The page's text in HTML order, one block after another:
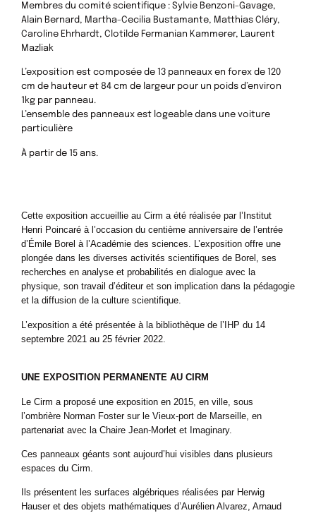
Membres du comité scientifique : Sylvie Benzoni-Gavage,
Alain Bernard, Martha-Cecilia Bustamante, Matthias Cléry,
Caroline Ehrhardt, Clotilde Fermanian Kammerer, Laurent
Mazliak
L’exposition est composée de 13 panneaux en forex de 120
cm de hauteur et 84 cm de largeur pour un poids d’environ
1kg par panneau.
L’ensemble des panneaux est logeable dans une voiture
particulière
À partir de 15 ans.
Cette exposition accueillie au Cirm a été réalisée par l’Institut
Henri Poincaré à l’occasion du centième anniversaire de l’entrée
d’Émile Borel à l’Académie des sciences. L’exposition offre une
plongée dans les diverses activités scientifiques de Borel, ses
recherches en analyse et probabilités en dialogue avec la
physique, son travail d’éditeur et son implication dans la pédagogie
et la diffusion de la culture scientifique.
L’exposition a été présentée à la bibliothèque de l’IHP du 14
septembre 2021 au 25 février 2022.
UNE EXPOSITION PERMANENTE AU CIRM
Le Cirm a proposé une exposition en 2015, en ville, sous
l’ombrière Norman Foster sur le Vieux-port de Marseille, en
partenariat avec la Chaire Jean-Morlet et Imaginary.
Ces panneaux géants sont aujourd’hui visibles dans plusieurs
espaces du Cirm.
Ils présentent les surfaces algébriques réalisées par Herwig
Hauser et des objets mathématiques d’Aurélien Alvarez, Arnaud